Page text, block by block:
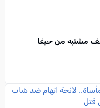
مشتبه من حيفا